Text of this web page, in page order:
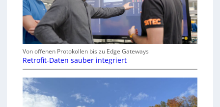
Von offenen Protokollen bis zu Edge Gateways
Retrofit-Daten sauber integriert